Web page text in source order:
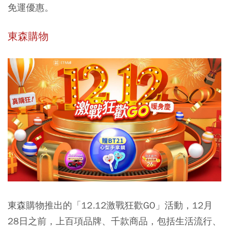
免運優惠。
東森購物
東森購物推出的「12.12激戰狂歡GO」活動，12月
28日之前，上百項品牌、千款商品，包括生活流行、